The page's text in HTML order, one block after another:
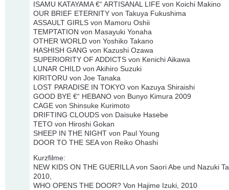
ISAMU KATAYAMA €“ ARTISANAL LIFE von Koichi Makino
OUR BRIEF ETERNITY von Takuya Fukushima
ASSAULT GIRLS von Mamoru Oshii
TEMPTATION von Masayuki Yonaha
OTHER WORLD von Yoshiko Takano
HASHISH GANG von Kazushi Ozawa
SUPERIORITY OF ADDICTS von Kenichi Aikawa
LUNAR CHILD von Akihiro Suzuki
KIRITORU von Joe Tanaka
LOST PARADISE IN TOKYO von Kazuya Shiraishi
GOOD BYE €“ HEBANO von Bunyo Kimura 2009
CAGE von Shinsuke Kurimoto
DRIFTING CLOUDS von Daisuke Hasebe
TETO von Hiroshi Gokan
SHEEP IN THE NIGHT von Paul Young
DOOR TO THE SEA von Reiko Ohashi
Kurzfilme:
NEW KIDS ON THE GUERILLA von Saori Abe und Nazuki
2010,
WHO OPENS THE DOOR? Von Hajime Izuki, 2010